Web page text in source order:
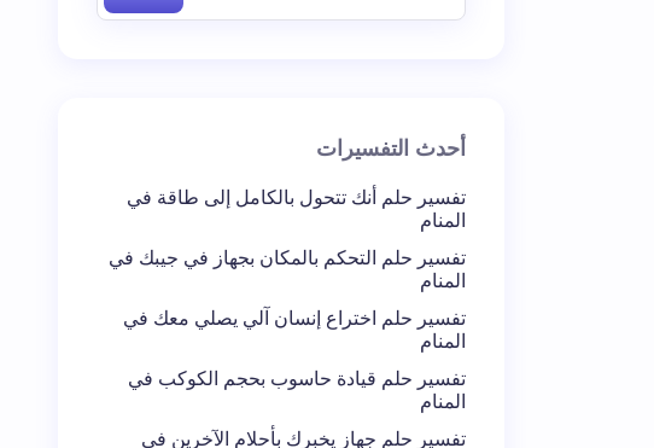
أحدث التفسيرات
تفسير حلم أنك تتحول بالكامل إلى طاقة في
المنام
تفسير حلم التحكم بالمكان بجهاز في جيبك في
المنام
تفسير حلم اختراع إنسان آلي يصلي معك في
المنام
تفسير حلم قيادة حاسوب بحجم الكوكب في
المنام
تفسير حلم جهاز يخبرك بأحلام الآخرين في